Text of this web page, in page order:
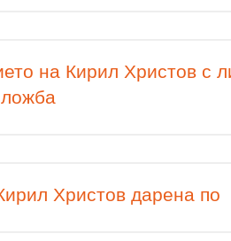
на Кирил Христов с
Христов дарена по